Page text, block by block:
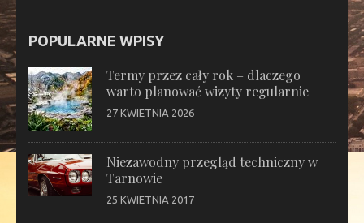
POPULARNE WPISY
Termy przez cały rok – dlaczego
warto planować wizyty regularnie
27 KWIETNIA 2026
Niezawodny przegląd techniczny w
Tarnowie
25 KWIETNIA 2017